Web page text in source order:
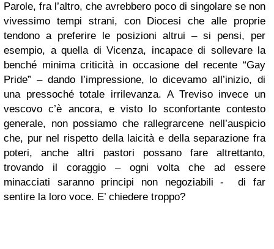
Parole, fra l’altro, che avrebbero poco di singolare se non
vivessimo tempi strani, con Diocesi che alle proprie
tendono a preferire le posizioni altrui – si pensi, per
esempio, a quella di Vicenza, incapace di sollevare la
benché minima criticità in occasione del recente “Gay
Pride” – dando l’impressione, lo dicevamo all’inizio, di
una pressoché totale irrilevanza. A Treviso invece un
vescovo c’è ancora, e visto lo sconfortante contesto
generale, non possiamo che rallegrarcene nell’auspicio
che, pur nel rispetto della laicità e della separazione fra
poteri, anche altri pastori possano fare altrettanto,
trovando il coraggio – ogni volta che ad essere
minacciati saranno principi non negoziabili - di far
sentire la loro voce. E’ chiedere troppo?